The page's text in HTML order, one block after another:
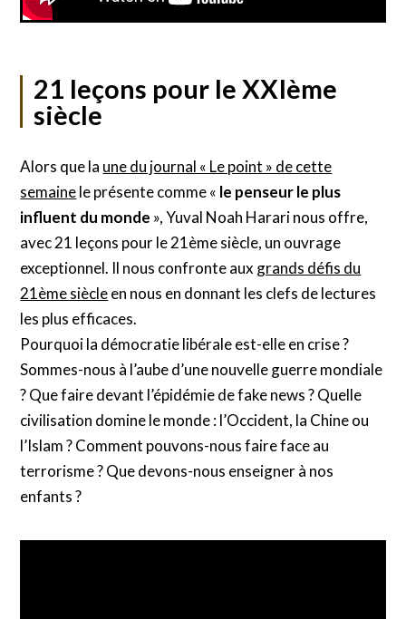
21 leçons pour le XXIème
siècle
Alors que la une du journal « Le point » de cette
semainele présente comme « le penseur le plus
influent du monde », Yuval Noah Harari nous offre,
avec 21 leçons pour le 21ème siècle, un ouvrage
exceptionnel. Il nous confronte aux grands défis du
21ème siècleen nous en donnant les clefs de lectures
les plus efficaces.
Pourquoi la démocratie libérale est-elle en crise ?
Sommes-nous à l’aube d’une nouvelle guerre mondiale
? Que faire devant l’épidémie de fake news ? Quelle
civilisation domine le monde : l’Occident, la Chine ou
l’Islam ? Comment pouvons-nous faire face au
terrorisme ? Que devons-nous enseigner à nos
enfants ?